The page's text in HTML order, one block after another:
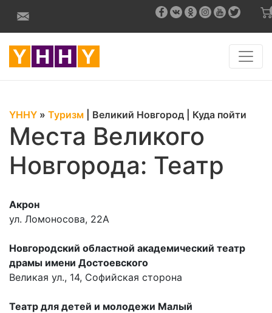
YHHY » Туризм Великий Новгород Куда пойти
Места Великого
Новгорода: Театр
Акрон
ул. Ломоносова, 22А
Новгородский областной академический театр
драмы имени Достоевского
Великая ул., 14, Софийская сторона
Театр для детей и молодежи Малый